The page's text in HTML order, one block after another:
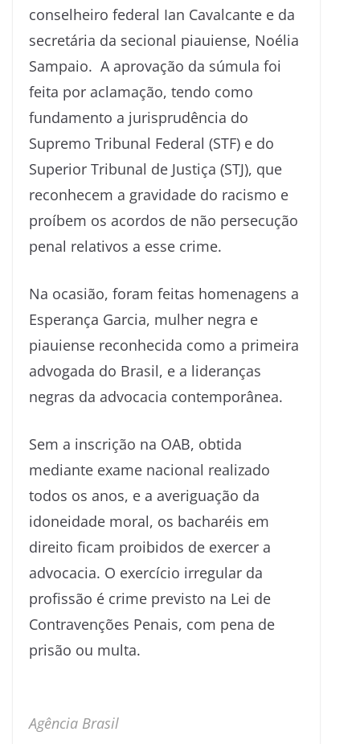
conselheiro federal Ian Cavalcante e da
secretária da secional piauiense, Noélia
Sampaio. A aprovação da súmula foi
feita por aclamação, tendo como
fundamento a jurisprudência do
Supremo Tribunal Federal (STF) e do
Superior Tribunal de Justiça (STJ), que
reconhecem a gravidade do racismo e
proíbem os acordos de não persecução
penal relativos a esse crime.
Na ocasião, foram feitas homenagens a
Esperança Garcia, mulher negra e
piauiense reconhecida como a primeira
advogada do Brasil, e a lideranças
negras da advocacia contemporânea.
Sem a inscrição na OAB, obtida
mediante exame nacional realizado
todos os anos, e a averiguação da
idoneidade moral, os bacharéis em
direito ficam proibidos de exercer a
advocacia. O exercício irregular da
profissão é crime previsto na Lei de
Contravenções Penais, com pena de
prisão ou multa.
Agência Brasil